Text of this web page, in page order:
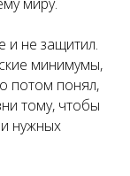
и не защитил.
минимумы,
потом понял,
тому, чтобы
нужных